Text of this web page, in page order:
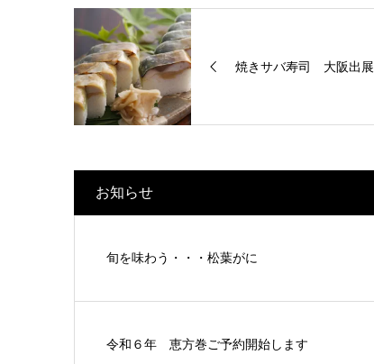
焼きサバ寿司 大阪出展
お知らせ
旬を味わう・・・松葉がに
令和６年 恵方巻ご予約開始します